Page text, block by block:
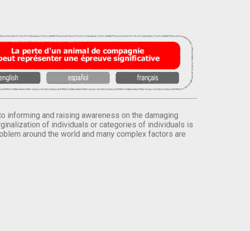
informing and raising awareness on the damaging
of individuals or categories of individuals is
around the world and many complex factors are